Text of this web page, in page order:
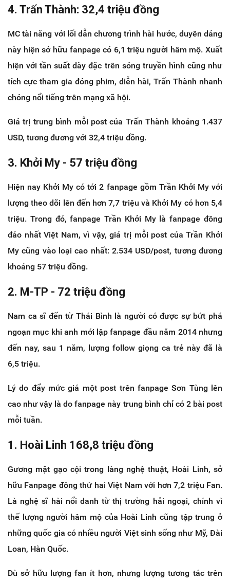
4. Trấn Thành: 32,4 triệu đồng
MC tài năng với lối dẫn chương trình hài hước, duyên dáng
này hiện sở hữu fanpage có 6,1 triệu người hâm mộ. Xuất
hiện với tần suất dày đặc trên sóng truyền hình cũng như
tích cực tham gia đóng phim, diễn hài, Trấn Thành nhanh
chóng nổi tiếng trên mạng xã hội.
Giá trị trung bình mỗi post của Trấn Thành khoảng 1.437
USD, tương đương với 32,4 triệu đồng.
3. Khởi My - 57 triệu đồng
Hiện nay Khởi My có tới 2 fanpage gồm Trần Khởi My với
lượng theo dõi lên đến hơn 7,7 triệu và Khởi My có hơn 5,4
triệu. Trong đó, fanpage Trần Khởi My là fanpage đông
đảo nhất Việt Nam, vì vậy, giá trị mỗi post của Trần Khởi
My cũng vào loại cao nhất: 2.534 USD/post, tương đương
khoảng 57 triệu đồng.
2. M-TP - 72 triệu đồng
Nam ca sĩ đến từ Thái Bình là người có được sự bứt phá
ngoạn mục khi anh mới lập fanpage đầu năm 2014 nhưng
đến nay, sau 1 năm, lượng follow giọng ca trẻ này đã là
6,5 triệu.
Lý do đẩy mức giá một post trên fanpage Sơn Tùng lên
cao như vậy là do fanpage này trung bình chỉ có 2 bài post
mỗi tuần.
1. Hoài Linh 168,8 triệu đồng
Gương mặt gạo cội trong làng nghệ thuật, Hoài Linh, sở
hữu Fanpage đông thứ hai Việt Nam với hơn 7,2 triệu Fan.
Là nghệ sĩ hài nổi danh từ thị trường hải ngoại, chính vì
thế lượng người hâm mộ của Hoài Linh cũng tập trung ở
những quốc gia có nhiều người Việt sinh sống như Mỹ, Đài
Loan, Hàn Quốc.
Dù sở hữu lượng fan ít hơn, nhưng lượng tương tác trên